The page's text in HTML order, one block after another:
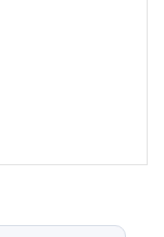
160